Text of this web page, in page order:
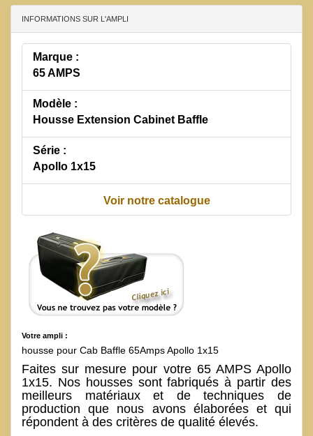
INFORMATIONS SUR L'AMPLI
Marque :
65 AMPS
Modèle :
Housse Extension Cabinet Baffle
Série :
Apollo 1x15
Voir notre catalogue
Votre ampli :
housse pour Cab Baffle 65Amps Apollo 1x15
Faites sur mesure pour votre 65 AMPS Apollo
1x15. Nos housses sont fabriqués à partir des
meilleurs matériaux et de techniques de
production que nous avons élaborées et qui
répondent à des critères de qualité élevés.